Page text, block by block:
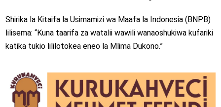
Shirika la Kitaifa la Usimamizi wa Maafa la Indonesia (BNPB)
lilisema: “Kuna taarifa za watalii wawili wanaoshukiwa kufariki
katika tukio lililotokea eneo la Mlima Dukono.”